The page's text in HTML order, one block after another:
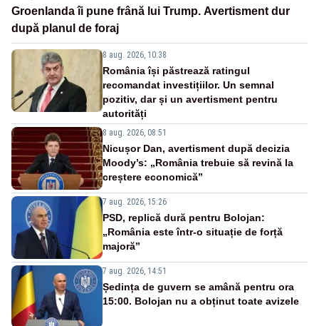
Groenlanda îi pune frână lui Trump. Avertisment dur
după planul de foraj
8 aug. 2026, 10:38
România își păstrează ratingul
recomandat investițiilor. Un semnal
pozitiv, dar și un avertisment pentru
autorități
8 aug. 2026, 08:51
Nicușor Dan, avertisment după decizia
Moody’s: „România trebuie să revină la
creștere economică”
7 aug. 2026, 15:26
PSD, replică dură pentru Bolojan:
„România este într-o situație de forță
majoră”
7 aug. 2026, 14:51
Ședința de guvern se amână pentru ora
15:00. Bolojan nu a obținut toate avizele